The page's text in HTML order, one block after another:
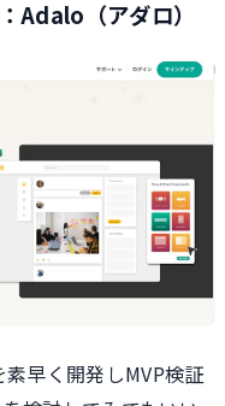
Adalo（アダロ）
早く開発しMVP検証